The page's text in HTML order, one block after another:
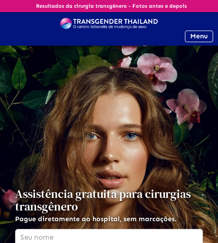
Resultados da cirurgia transgênero - Fotos antes e depois
Menu
Assistência gratuita para cirurgias
transgênero
Pague diretamente ao hospital, sem marcações.